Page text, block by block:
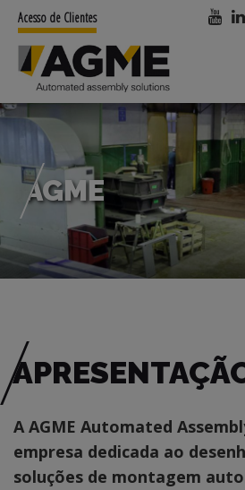
Acesso de Clientes
AGME
A AGME Automated
empresa dedicada ao
soluções de montagem